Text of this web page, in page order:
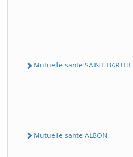
Mutuelle sante SAINT-
Mutuelle sante ALBON